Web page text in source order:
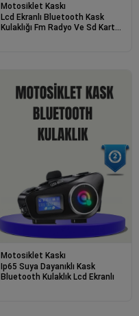
Motosiklet Kaskı
Lcd Ekranlı Bluetooth Kask
Kulaklığı Fm Radyo Ve Sd Kart
Motosiklet Kaskı
Ip65 Suya Dayanıklı Kask
Bluetooth Kulaklık Lcd Ekranlı